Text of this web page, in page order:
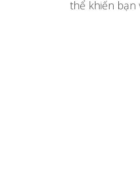
thể khiến bạn